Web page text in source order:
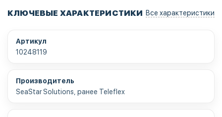
КЛЮЧЕВЫЕ ХАРАКТЕРИСТИКИ Все характеристики
Артикул
10248119
Производитель
SeaStar Solutions, ранее Teleflex